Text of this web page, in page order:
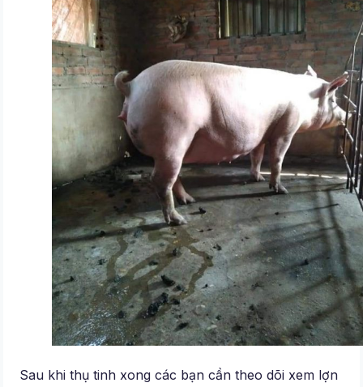
Sau khi thụ tinh xong các bạn cần theo dõi xem lợn